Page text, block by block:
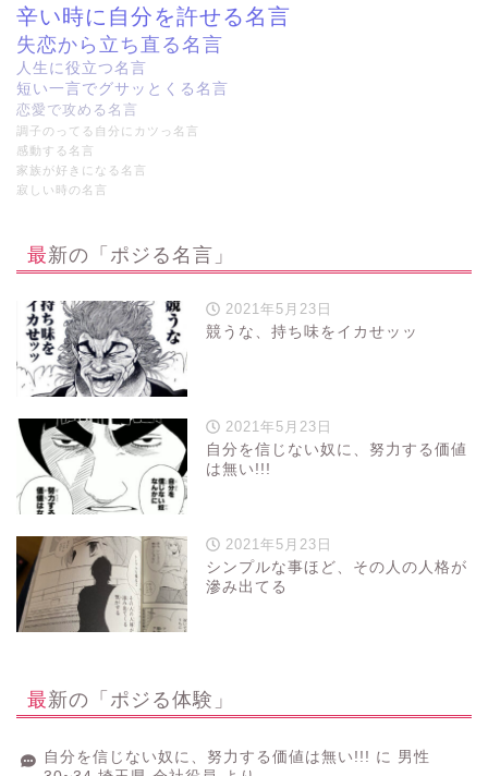
辛い時に自分を許せる名言
失恋から立ち直る名言
人生に役立つ名言
短い一言でグサッとくる名言
恋愛で攻める名言
調子のってる自分にカツっ名言
感動する名言
家族が好きになる名言
寂しい時の名言
最新の「ポジる名言」
2021年5月23日
競うな、持ち味をイカせッッ
2021年5月23日
自分を信じない奴に、努力する価値
は無い!!!
2021年5月23日
シンプルな事ほど、その人の人格が
滲み出てる
最新の「ポジる体験」
自分を信じない奴に、努力する価値は無い!!! に 男性